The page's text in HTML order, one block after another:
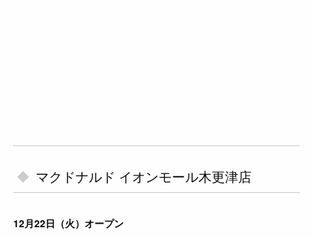
マクドナルド イオンモール木更津店
12月22日（火）オープン